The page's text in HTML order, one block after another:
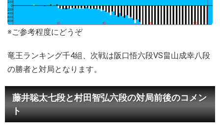
※ご参考程度にどうぞ
竜王ランキング千4組、次戦は阪口悟六段VS畠山成幸八段
の勝者と対局となります。
藤井聡太七段と村田智弘六段の対局前後のコメン
ト